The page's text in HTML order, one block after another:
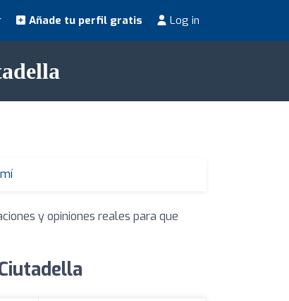
Añade tu perfil gratis Log in
y opiniones reales para que